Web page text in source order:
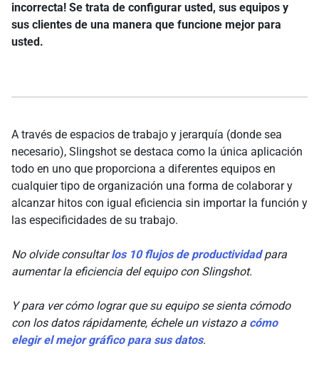
incorrecta! Se trata de configurar usted, sus equipos y
sus clientes de una manera que funcione mejor para
usted.
A través de espacios de trabajo y jerarquía (donde sea
necesario), Slingshot se destaca como la única aplicación
todo en uno que proporciona a diferentes equipos en
cualquier tipo de organización una forma de colaborar y
alcanzar hitos con igual eficiencia sin importar la función y
las especificidades de su trabajo.
No olvide consultarlos 10 flujos de productividadpara
aumentar la eficiencia del equipo con Slingshot.
Y para ver cómo lograr que su equipo se sienta cómodo
con los datos rápidamente, échele un vistazo a cómo
elegir el mejor gráfico para sus datos.